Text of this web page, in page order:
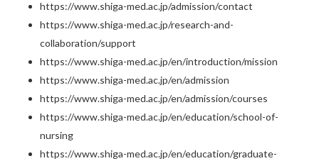
https://www.shiga-med.ac.jp/admission/contact
https://www.shiga-med.ac.jp/research-and-
collaboration/support
https://www.shiga-med.ac.jp/en/introduction/mission
https://www.shiga-med.ac.jp/en/admission
https://www.shiga-med.ac.jp/en/admission/courses
https://www.shiga-med.ac.jp/en/education/school-of-
nursing
https://www.shiga-med.ac.jp/en/education/graduate-